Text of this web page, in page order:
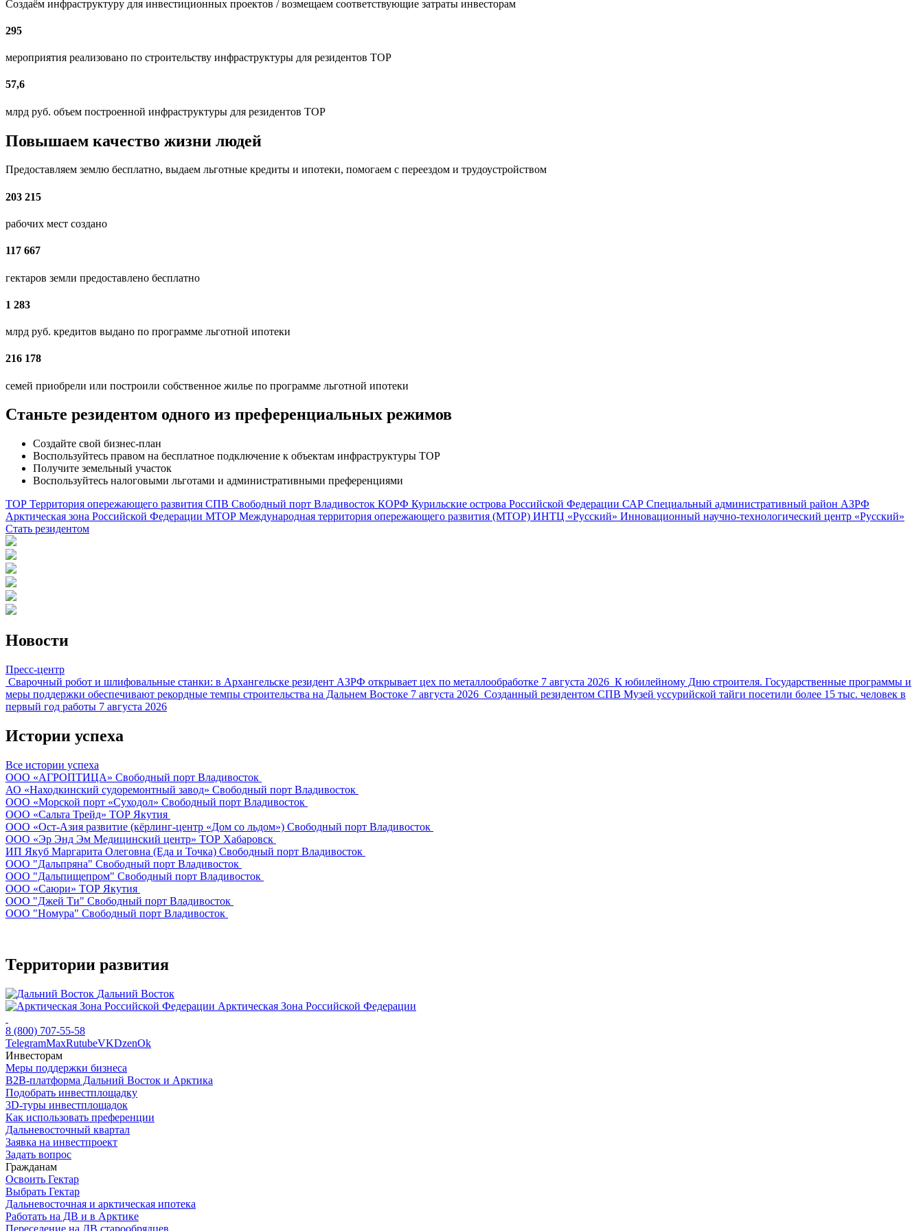
Создаём инфраструктуру для инвестиционных проектов / возмещаем соответствующие затраты инвесторам
295
мероприятия реализовано по строительству инфраструктуры для резидентов ТОР
57,6
млрд руб. объем построенной инфраструктуры для резидентов ТОР
Повышаем качество жизни людей
Предоставляем землю бесплатно, выдаем льготные кредиты и ипотеки, помогаем с переездом и трудоустройством
203 215
рабочих мест создано
117 667
гектаров земли предоставлено бесплатно
1 283
млрд руб. кредитов выдано по программе льготной ипотеки
216 178
семей приобрели или построили собственное жилье по программе льготной ипотеки
Станьте резидентом одного из преференциальных режимов
Создайте свой бизнес-план
Воспользуйтесь правом на бесплатное подключение к объектам инфраструктуры ТОР
Получите земельный участок
Воспользуйтесь налоговыми льготами и административными преференциями
ТОР Территория опережающего развития СПВ Свободный порт Владивосток КОРФ Курильские острова Российской Федерации САР Специальный административный район АЗРФ
Арктическая зона Российской Федерации МТОР Международная территория опережающего развития (МТОР) ИНТЦ «Русский» Инновационный научно-технологический центр «Русский»
Стать резидентом
Новости
Пресс-центр
Сварочный робот и шлифовальные станки: в Архангельске резидент АЗРФ открывает цех по металлообработке 7 августа 2026 К юбилейному Дню строителя. Государственные программы и
меры поддержки обеспечивают рекордные темпы строительства на Дальнем Востоке 7 августа 2026 Созданный резидентом СПВ Музей уссурийской тайги посетили более 15 тыс. человек в
первый год работы 7 августа 2026
Истории успеха
Все истории успеха
ООО «АГРОПТИЦА» Свободный порт Владивосток
АО «Находкинский судоремонтный завод» Свободный порт Владивосток
ООО «Морской порт «Суходол» Свободный порт Владивосток
ООО «Сальта Трейд» ТОР Якутия
ООО «Ост-Азия развитие (кёрлинг-центр «Дом со льдом») Свободный порт Владивосток
ООО «Эр Энд Эм Медицинский центр» ТОР Хабаровск
ИП Якуб Маргарита Олеговна (Еда и Точка) Свободный порт Владивосток
ООО "Дальпряна" Свободный порт Владивосток
ООО "Дальпищепром" Свободный порт Владивосток
ООО «Саюри» ТОР Якутия
ООО "Джей Ти" Свободный порт Владивосток
ООО "Номура" Свободный порт Владивосток
Территории развития
Дальний Восток
Арктическая Зона Российской Федерации
8 (800) 707-55-58
TelegramMaxRutubeVKDzenOk
Инвесторам
Меры поддержки бизнеса
B2B-платформа Дальний Восток и Арктика
Подобрать инвестплощадку
3D-туры инвестплощадок
Как использовать преференции
Дальневосточный квартал
Заявка на инвестпроект
Задать вопрос
Гражданам
Освоить Гектар
Выбрать Гектар
Дальневосточная и арктическая ипотека
Работать на ДВ и в Арктике
Переселение на ДВ старообрядцев